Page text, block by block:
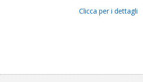
Clicca per i dettagli